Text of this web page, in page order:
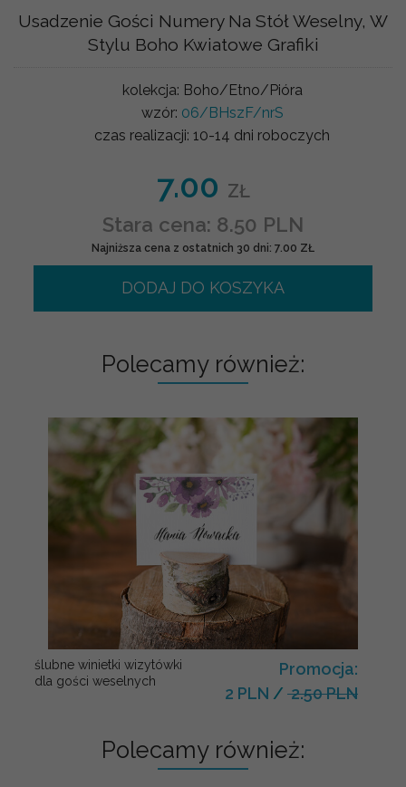
Usadzenie Gości Numery Na Stół Weselny, W
Stylu Boho Kwiatowe Grafiki
kolekcja: Boho/Etno/Pióra
wzór: 06/BHszF/nrS
czas realizacji: 10-14 dni roboczych
7.00 ZŁ
Stara cena: 8.50 PLN
Najniższa cena z ostatnich 30 dni: 7.00 ZŁ
DODAJ DO KOSZYKA
Polecamy również:
ślubne winietki wizytówki
dla gości weselnych
Promocja:
2 PLN / 2.50 PLN
Polecamy również: